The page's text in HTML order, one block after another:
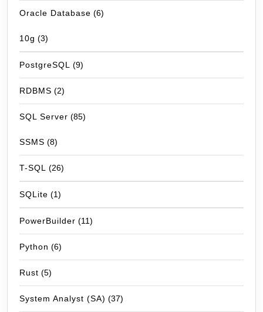
Oracle Database (6)
10g (3)
PostgreSQL (9)
RDBMS (2)
SQL Server (85)
SSMS (8)
T-SQL (26)
SQLite (1)
PowerBuilder (11)
Python (6)
Rust (5)
System Analyst (SA) (37)